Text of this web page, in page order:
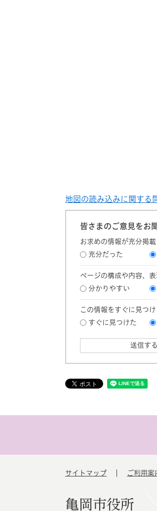
地図の読み込みに関する
皆さまのご意見をお
お求めの情報が充分掲
充分だった
ページの構成や内容、
分かりやすい
この情報をすぐに見つ
すぐに見つけた
サイトマップ ご利用案
亀岡市役所